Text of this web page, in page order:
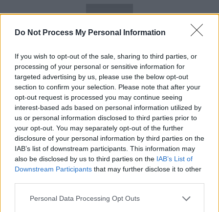
Do Not Process My Personal Information
If you wish to opt-out of the sale, sharing to third parties, or
processing of your personal or sensitive information for
targeted advertising by us, please use the below opt-out
section to confirm your selection. Please note that after your
opt-out request is processed you may continue seeing
interest-based ads based on personal information utilized by
us or personal information disclosed to third parties prior to
your opt-out. You may separately opt-out of the further
disclosure of your personal information by third parties on the
IAB’s list of downstream participants. This information may
also be disclosed by us to third parties on the IAB’s List of
Downstream Participants that may further disclose it to other
Personal Data Processing Opt Outs
News Santé
ARTICLES CONNEXES PLUS DE L'AUTEUR
Santé
Canicule : les conseils
cardiologues pour
Santé
Éclipse du 12 août :
lunettes de sécurité
Santé
Un chewing-gum
combattre le cancer